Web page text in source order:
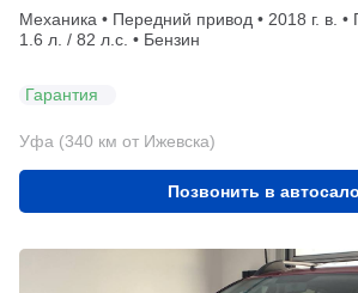
Механика • Передний привод • 2018 г. в. •
1.6 л. / 82 л.с. • Бензин
Гарантия
Уфа (340 км от Ижевска)
Позвонить в